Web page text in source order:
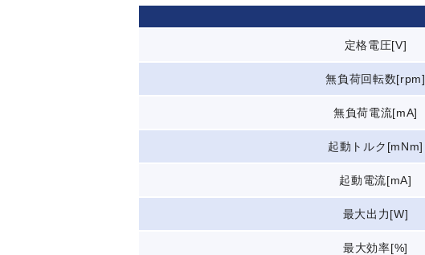
定格電圧[V]
無負荷回転数[rpm]
無負荷電流[mA]
起動トルク[mNm]
起動電流[mA]
最大出力[W]
最大効率[%]